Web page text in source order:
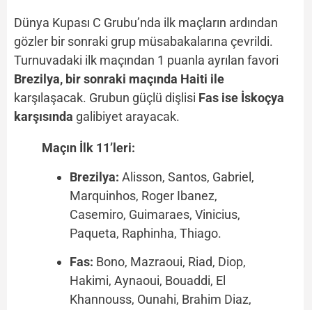
Dünya Kupası C Grubu’nda ilk maçların ardından
gözler bir sonraki grup müsabakalarına çevrildi.
Turnuvadaki ilk maçından 1 puanla ayrılan favori
Brezilya, bir sonraki maçında Haiti ile
karşılaşacak. Grubun güçlü dişlisi Fas ise İskoçya
karşısında galibiyet arayacak.
Maçın İlk 11’leri:
Brezilya: Alisson, Santos, Gabriel,
Marquinhos, Roger Ibanez,
Casemiro, Guimaraes, Vinicius,
Paqueta, Raphinha, Thiago.
Fas: Bono, Mazraoui, Riad, Diop,
Hakimi, Aynaoui, Bouaddi, El
Khannouss, Ounahi, Brahim Diaz,